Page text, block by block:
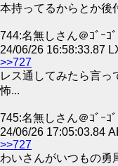
本持ってるからとか後
744:名無しさん＠ｺﾞｰｺﾞ
24/06/26 16:58:33.87
>>727
レス通してみたら言っ
怖...
745:名無しさん＠ｺﾞｰｺﾞ
24/06/26 17:05:03.84
>>727
わいさんがいつもの勇